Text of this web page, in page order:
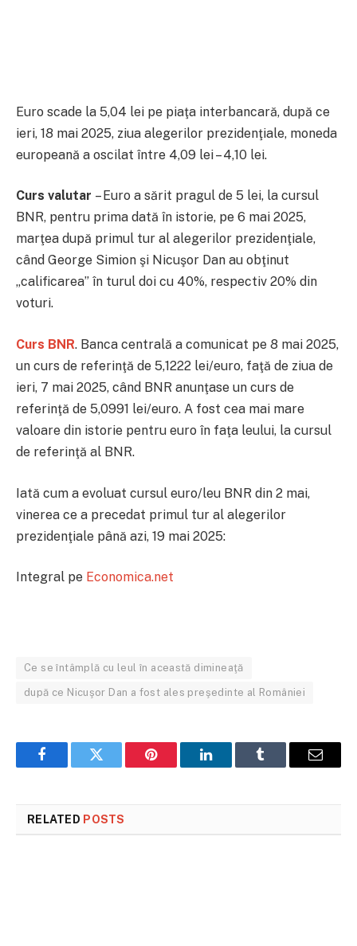
Euro scade la 5,04 lei pe piaţa interbancară, după ce
ieri, 18 mai 2025, ziua alegerilor prezidenţiale, moneda
europeană a oscilat între 4,09 lei – 4,10 lei.
Curs valutar – Euro a sărit pragul de 5 lei, la cursul
BNR, pentru prima dată în istorie, pe 6 mai 2025,
marţea după primul tur al alegerilor prezidenţiale,
când George Simion şi Nicuşor Dan au obţinut
„calificarea” în turul doi cu 40%, respectiv 20% din
voturi.
Curs BNR. Banca centrală a comunicat pe 8 mai 2025,
un curs de referinţă de 5,1222 lei/euro, faţă de ziua de
ieri, 7 mai 2025, când BNR anunţase un curs de
referinţă de 5,0991 lei/euro. A fost cea mai mare
valoare din istorie pentru euro în faţa leului, la cursul
de referinţă al BNR.
Iată cum a evoluat cursul euro/leu BNR din 2 mai,
vinerea ce a precedat primul tur al alegerilor
prezidenţiale până azi, 19 mai 2025:
Integral pe Economica.net
Ce se întâmplă cu leul în această dimineaţă
după ce Nicuşor Dan a fost ales preşedinte al României
FacebookTwitter Pinterest LinkedInTumblr Email
RELATED POSTS